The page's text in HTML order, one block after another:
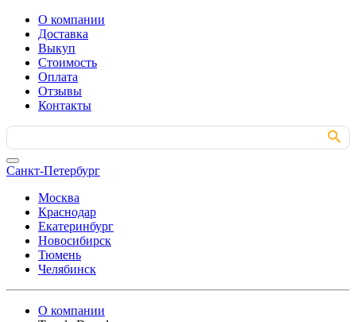
О компании
Доставка
Выкуп
Стоимость
Оплата
Отзывы
Контакты
Search
for:
Search Button
Санкт-Петербург
Москва
Краснодар
Екатеринбург
Новосибирск
Тюмень
Челябинск
О компании